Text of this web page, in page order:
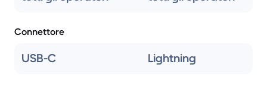
Connettore
USB-C Lightning